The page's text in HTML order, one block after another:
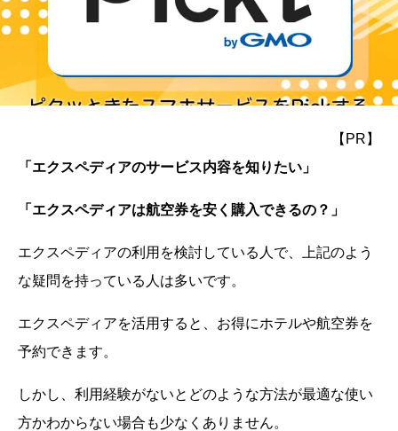
【PR】
「エクスペディアのサービス内容を知りたい」
「エクスペディアは航空券を安く購入できるの？」
エクスペディアの利用を検討している人で、上記のよう
な疑問を持っている人は多いです。
エクスペディアを活用すると、お得にホテルや航空券を
予約できます。
しかし、利用経験がないとどのような方法が最適な使い
方かわからない場合も少なくありません。